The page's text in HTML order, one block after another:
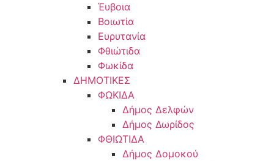
Έυβοια
Βοιωτία
Ευρυτανία
Φθιώτιδα
Φωκίδα
ΔΗΜΟΤΙΚΕΣ
ΦΩΚΙΔΑ
Δήμος Δελφών
Δήμος Δωρίδος
ΦΘΙΩΤΙΔΑ
Δήμος Δομοκού